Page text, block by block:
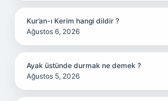
Kur’an-ı Kerim hangi dildir ?
Ağustos 6, 2026
Ayak üstünde durmak ne demek ?
Ağustos 5, 2026